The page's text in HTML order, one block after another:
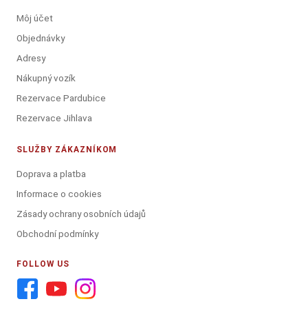
Môj účet
Objednávky
Adresy
Nákupný vozík
Rezervace Pardubice
Rezervace Jihlava
SLUŽBY ZÁKAZNÍKOM
Doprava a platba
Informace o cookies
Zásady ochrany osobních údajů
Obchodní podmínky
FOLLOW US